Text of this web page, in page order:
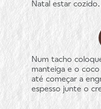
Natal estar cozido.
Num tacho
manteiga e o
até começar a
espesso junte o